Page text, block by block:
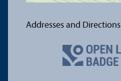
Addresses and Directions